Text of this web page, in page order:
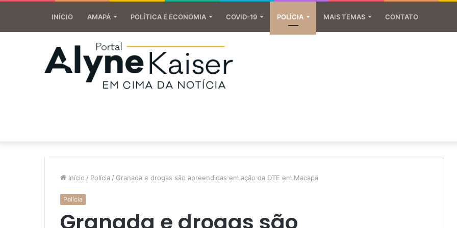
INÍCIO AMAPÁ POLÍTICA E ECONOMIA COVID-19 POLÍCIA MAIS TEMAS CONTATO
Início / Polícia / Granada e drogas são apreendidas em ação da DTE em Macapá
Polícia
Granada e drogas são